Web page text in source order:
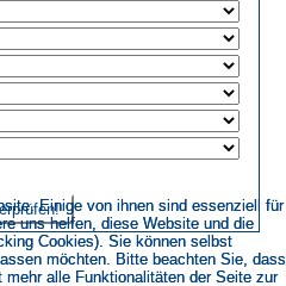
Einige von ihnen sind essenziell für
uns helfen, diese Website und die
Cookies). Sie können selbst
möchten. Bitte beachten Sie, dass
mehr alle Funktionalitäten der Seite zur
Einige von ihnen sind essenziell für
uns helfen, diese Website und die
Cookies). Sie können selbst
möchten. Bitte beachten Sie, dass
mehr alle Funktionalitäten der Seite zur